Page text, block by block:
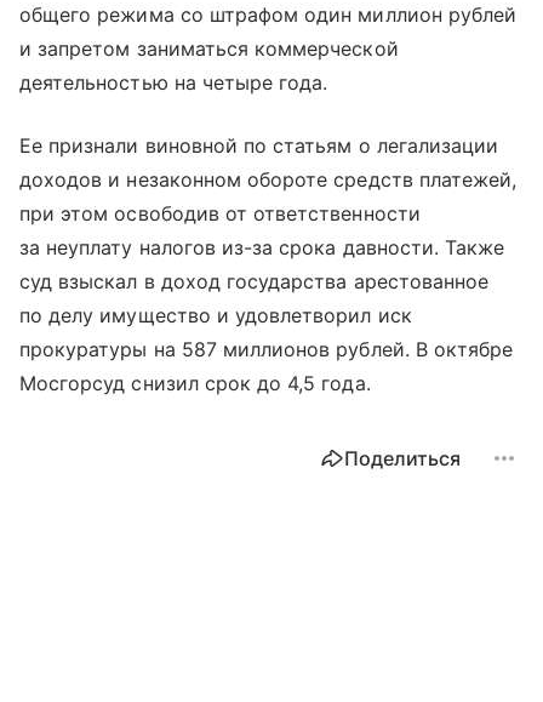
общего режима со штрафом один миллион рублей
и запретом заниматься коммерческой
деятельностью на четыре года.
Ее признали виновной по статьям о легализации
доходов и незаконном обороте средств платежей,
при этом освободив от ответственности
за неуплату налогов из-за срока давности. Также
суд взыскал в доход государства арестованное
по делу имущество и удовлетворил иск
прокуратуры на 587 миллионов рублей. В октябре
Мосгорсуд снизил срок до 4,5 года.
Поделиться